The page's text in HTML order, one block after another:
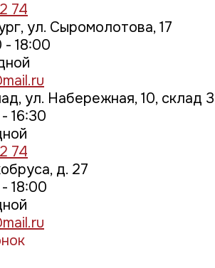
74
ул. Сыромолотова, 17
18:00
ул. Набережная, 10, склад 3
16:30
74
д. 27
18:00